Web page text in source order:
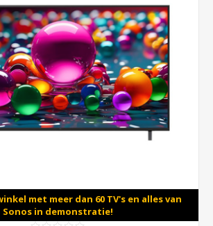
met meer dan 60 TV's en alles van
Sonos in demonstratie!